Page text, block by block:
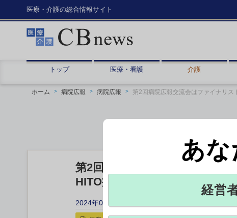
医療・介護の総合情報サイト
トップ 医療・看護 介護
ホーム 病院広報 病院広報 第2回病院広報交流会はファイナリス
第2回病院広報交流会はファイ
HITO病院・製鉄記念八幡病院
2024年09月04日 12:17
あ
経営